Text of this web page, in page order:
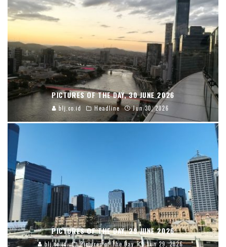
PICTURES OF THE DAY, 30 JUNE 2026
blj.co.id Headline Jun 30, 2026
PICTURES OF THE DAY, 29 JUNE 2026
blj.co.id Pictures of The Day Jun 29, 2026